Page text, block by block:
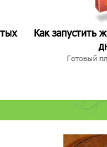
Как запустить
Готовый